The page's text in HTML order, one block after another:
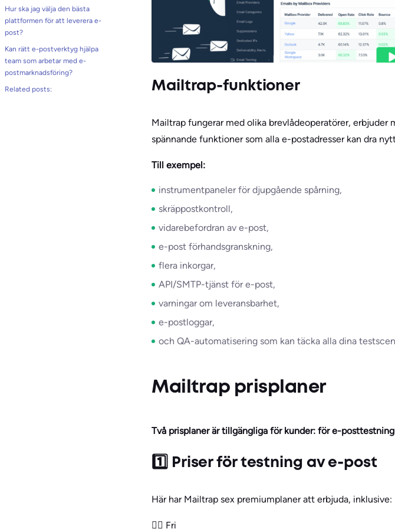
Hur ska jag välja den bästa
plattformen för att leverera e-
post?
Kan rätt e-postverktyg hjälpa
team som arbetar med e-
postmarknadsföring?
Related posts:
Mailtrap-funktioner
Mailtrap fungerar med olika brevlådeoperatörer,
spännande funktioner som alla e-postadresser kan dra
Till exempel:
instrumentpaneler för djupgående spårning,
skräppostkontroll,
vidarebefordran av e-post,
e-post förhandsgranskning,
flera inkorgar,
API/SMTP-tjänst för e-post,
varningar om leveransbarhet,
e-postloggar,
och QA-automatisering som kan täcka alla dina
Mailtrap prisplaner
Två prisplaner är tillgängliga för kunder: för e-
1️⃣ Priser för testning av e-post
Här har Mailtrap sex premiumplaner att erbjuda, inklusive:
👉🏻 Fri